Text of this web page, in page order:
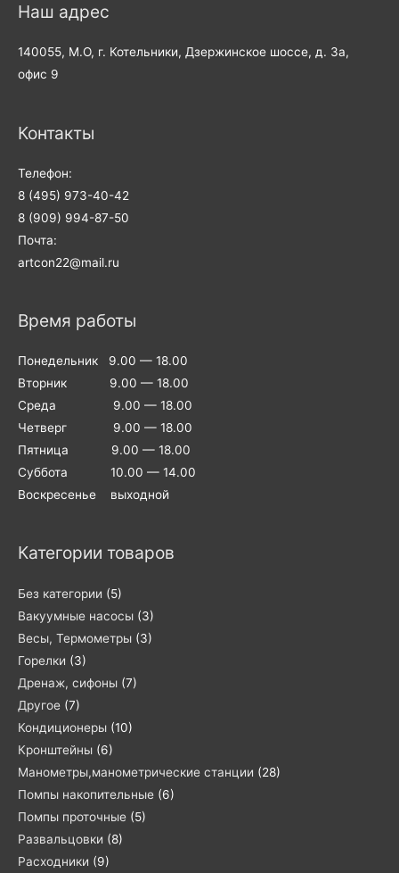
Наш адрес
140055, М.О, г. Котельники, Дзержинское шоссе, д. 3а,
офис 9
Контакты
Телефон:
8 (495) 973-40-42
8 (909) 994-87-50
Почта:
artcon22@mail.ru
Время работы
Понедельник 9.00 — 18.00
Вторник 9.00 — 18.00
Среда 9.00 — 18.00
Четверг 9.00 — 18.00
Пятница 9.00 — 18.00
Суббота 10.00 — 14.00
Воскресенье выходной
Категории товаров
Без категории (5)
Вакуумные насосы (3)
Весы, Термометры (3)
Горелки (3)
Дренаж, сифоны (7)
Другое (7)
Кондиционеры (10)
Кронштейны (6)
Манометры,манометрические станции (28)
Помпы накопительные (6)
Помпы проточные (5)
Развальцовки (8)
Расходники (9)